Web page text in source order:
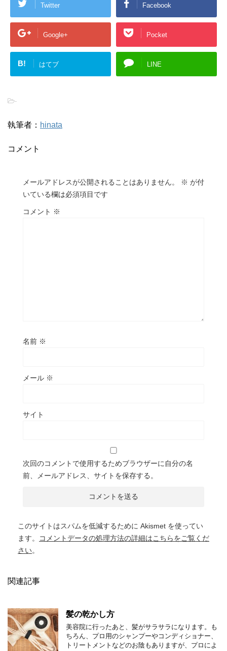
Twitter Facebook
Google+ Pocket
B! はてブ LINE
-
執筆者： hinata
コメント
メールアドレスが公開されることはありません。 ※ が付
いている欄は必須項目です
コメント ※
名前 ※
メール ※
サイト
次回のコメントで使用するためブラウザーに自分の名
前、メールアドレス、サイトを保存する。
このサイトはスパムを低減するために Akismet を使ってい
ます。
コメントデータの処理方法の詳細はこちらをご覧くだ
さい。
関連記事
髪の乾かし方
美容院に行ったあと、髪がサラサラになります。も
ちろん、プロ用のシャンプーやコンディショナー、
トリートメントなどのお陰もありますが、プロによ